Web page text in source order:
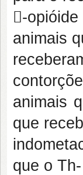
-
animais
animais
que
que o Th-